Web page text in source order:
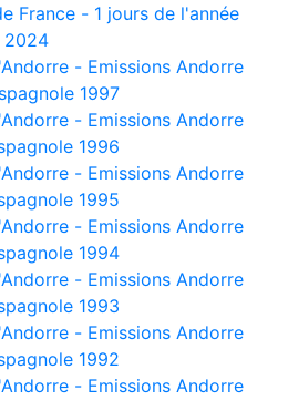
France - 1 jours de l'année
2024
- Emissions Andorre
1997
- Emissions Andorre
1996
- Emissions Andorre
1995
- Emissions Andorre
1994
- Emissions Andorre
1993
- Emissions Andorre
1992
- Emissions Andorre